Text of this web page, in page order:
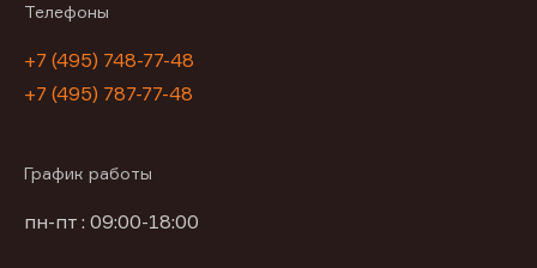
Телефоны
+7 (495) 748-77-48
+7 (495) 787-77-48
График работы
пн-пт : 09:00-18:00